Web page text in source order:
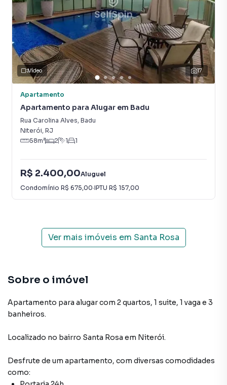
17
Vídeo
Apartamento
Apartamento para Alugar em Badu
Rua Carolina Alves, Badu
Niterói, RJ
58m² 2 1 1
R$ 2.400,00Aluguel
Condomínio R$ 675,00·IPTU R$ 157,00
Ver mais imóveis em Santa Rosa
Sobre o imóvel
Apartamento para alugar com 2 quartos, 1 suite, 1 vaga e 3
banheiros.
Localizado no bairro Santa Rosa em Niterói.
Desfrute de um apartamento, com diversas comodidades
como: